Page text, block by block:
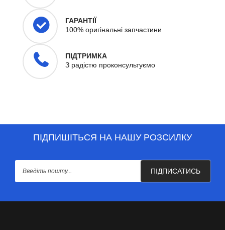
ГАРАНТІЇ
100% оригінальні запчастини
ПІДТРИМКА
З радістю проконсультуємо
ПІДПИШІТЬСЯ НА НАШУ РОЗСИЛКУ
ПІДПИСАТИСЬ